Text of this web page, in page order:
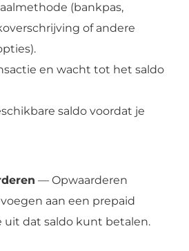
(bankpas,
of andere
en wacht tot het saldo
saldo voordat je
— Opwaarderen
aan een prepaid
uit dat saldo kunt betalen.